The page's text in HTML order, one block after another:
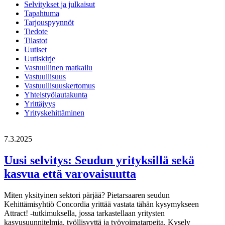
Selvitykset ja julkaisut
Tapahtuma
Tarjouspyynnöt
Tiedote
Tilastot
Uutiset
Uutiskirje
Vastuullinen matkailu
Vastuullisuus
Vastuullisuuskertomus
Yhteistyölautakunta
Yrittäjyys
Yrityskehittäminen
7.3.2025
Uusi selvitys: Seudun yrityksillä sekä
kasvua että varovaisuutta
Miten yksityinen sektori pärjää? Pietarsaaren seudun
Kehittämisyhtiö Concordia yrittää vastata tähän kysymykseen
Attract! -tutkimuksella, jossa tarkastellaan yritysten
kasvusuunnitelmia, työllisyyttä ja työvoimatarpeita. Kysely